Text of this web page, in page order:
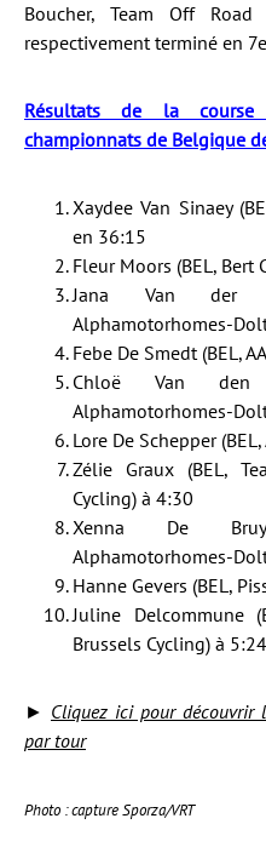
Boucher, Team Off Road
respectivement terminé en
Résultats de la
championnats de Belgique
Xaydee Van Sinaey
en 36:15
Fleur Moors (BEL,
Jana Van der
Alphamotorhomes-
Febe De Smedt (BEL,
Chloë Van den
Alphamotorhomes-
Lore De Schepper
Zélie Graux (BEL,
Cycling) à 4:30
Xenna De
Alphamotorhomes-
Hanne Gevers (BEL,
Juline Delcommune
Brussels Cycling) à 5:24
► Cliquez ici pour découvrir
par tour
Photo : capture Sporza/VRT